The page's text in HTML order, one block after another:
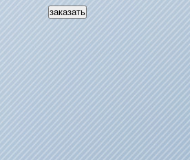
заказать